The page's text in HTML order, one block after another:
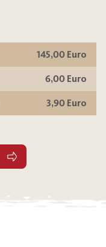
145,00 Euro
6,00 Euro
3,90 Euro